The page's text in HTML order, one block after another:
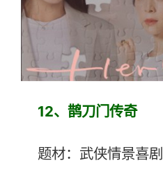
12、 鹊刀门传奇
题材：武侠情景喜剧